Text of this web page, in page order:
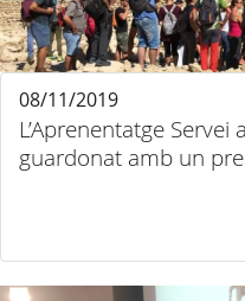
L’Aprenentatge
guardonat amb un
08/11/2019